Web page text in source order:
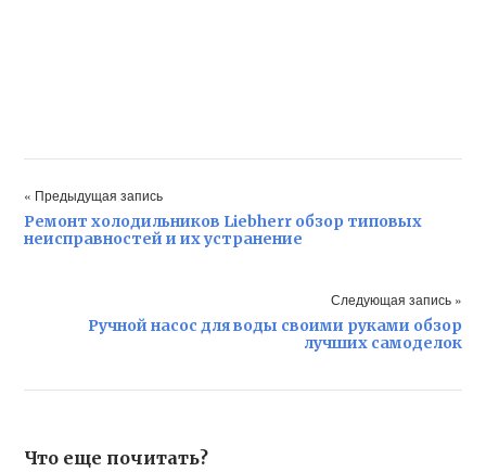
« Предыдущая запись
Ремонт холодильников Liebherr обзор типовых
неисправностей и их устранение
Следующая запись »
Ручной насос для воды своими руками обзор
лучших самоделок
Что еще почитать?